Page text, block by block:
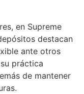
en Supreme
destacan
ante otros
práctica
de mantener